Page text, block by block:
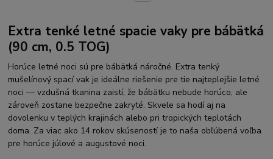
Extra tenké letné spacie vaky pre bábätká
(90 cm, 0.5 TOG)
Horúce letné noci sú pre bábätká náročné. Extra tenký
mušelínový spací vak je ideálne riešenie pre tie najteplejšie letné
noci — vzdušná tkanina zaistí, že bábätku nebude horúco, ale
zároveň zostane bezpečne zakryté. Skvele sa hodí aj na
dovolenku v teplých krajinách alebo pri tropických teplotách
doma. Za viac ako 14 rokov skúseností je to naša obľúbená voľba
pre horúce júlové a augustové noci.